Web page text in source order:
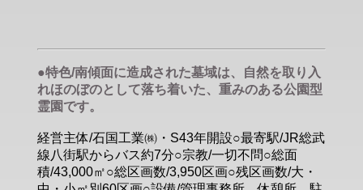
●特色/南傾面に造成された墓域は、自然を取り入
れほのぼのとして落ち着いた、重みのある公園型
霊園です。
経営主体/石国工業㈱・S43年開設○最寄駅/JR総武
線八街駅からバス約7分○宗教/一切不問○総面
積/43,000㎡○総区画数/3,950区画○残区画数/大・